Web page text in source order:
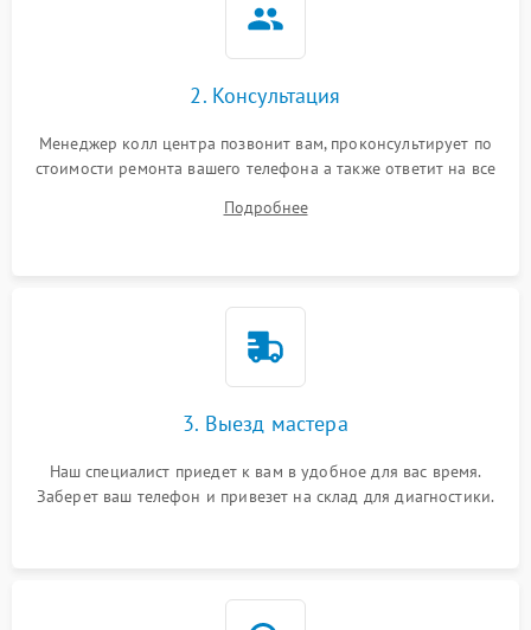
2. Консультация
Менеджер колл центра позвонит вам, проконсультирует по
стоимости ремонта вашего телефона а также ответит на все
Подробнее
3. Выезд мастера
Наш специалист приедет к вам в удобное для вас время.
Заберет ваш телефон и привезет на склад для диагностики.